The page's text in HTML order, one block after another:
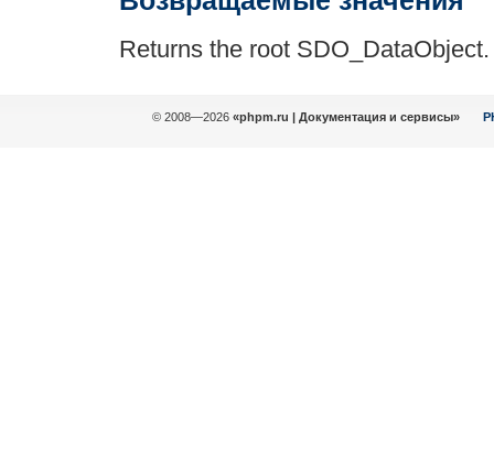
Returns the root SDO_DataObject.
© 2008—2026 «phpm.ru | Документация и сервисы»